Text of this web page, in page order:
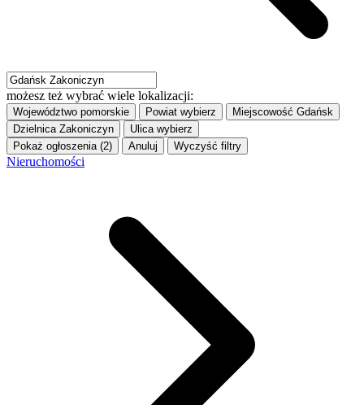
możesz też wybrać wiele lokalizacji:
Województwo pomorskie Powiat wybierz Miejscowość Gdańsk
Dzielnica Zakoniczyn Ulica wybierz
Pokaż ogłoszenia (2)
Anuluj Wyczyść filtry
Nieruchomości